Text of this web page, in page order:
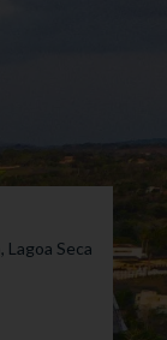
Lagoa Seca